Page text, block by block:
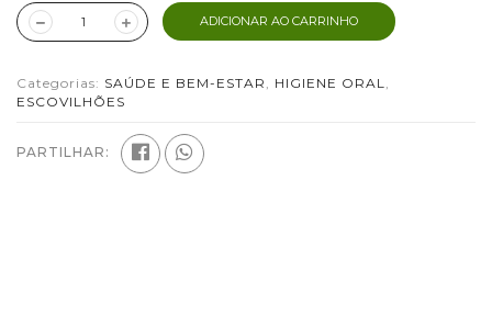
ADICIONAR AO CARRINHO
Categorias: SAÚDE E BEM-ESTAR , HIGIENE ORAL,
ESCOVILHÕES
PARTILHAR: